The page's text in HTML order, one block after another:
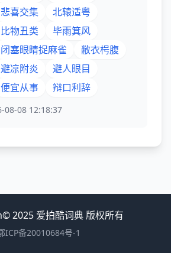
悲喜交集
北辕适粤
比物丑类
毕雨箕风
闭塞眼睛捉麻雀
敝衣枵腹
避凉附炎
避人眼目
便宜从事 辩口利辞
08-08 12:18:37
2025 爱拍酷词典 版权所有
ICP备20010684号-1